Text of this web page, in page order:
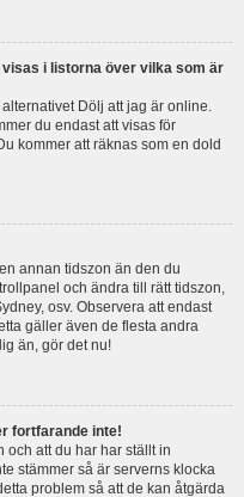
i listorna över vilka som är
alternativet Dölj att jag är online.
du endast att visas för
kommer att räknas som en dold
annan tidszon än den du
och ändra till rätt tidszon,
osv. Observera att endast
gäller även de flesta andra
än, gör det nu!
fortfarande inte!
och att du har har ställt in
stämmer så är serverns klocka
problem så att de kan åtgärda